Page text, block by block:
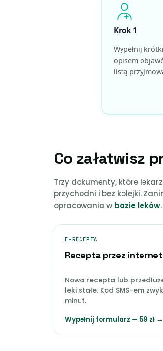
Krok 1
Wypełnij
opisem
listą
Co załatwisz
Trzy dokumenty, które
przychodni i bez kolejki.
opracowania w bazie leków.
E-RECEPTA
Recepta przez internet
Nowa recepta lub
leki stałe. Kod SMS-em
minut.
Wypełnij formularz — 59 zł →